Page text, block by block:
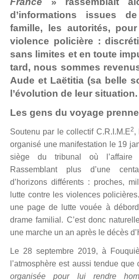
d’informations issues
famille, les autorités,
violence policière :
sans limites et en toute
tard, nous sommes
Aude et Laëtitia (sa belle
l’évolution de leur situation.
Les gens du voyage
Soutenu par le collectif C.R.I.M.E2,
organisé une manifestation le 19
siège du tribunal où l’affaire
Rassemblant plus d’une
d’horizons différents : proches,
lutte contre les violences
une page de lutte vouée à
drame familial. C’est donc
une marche un an après le décès
Le 28 septembre 2019, à
l’atmosphère est aussi tendue que
organisée pour lui rendre